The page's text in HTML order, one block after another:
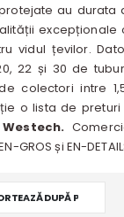
au durata
excepționale
vidul țevilor.
22 și 30 de
colectori intre
o lista de
GROS și EN-